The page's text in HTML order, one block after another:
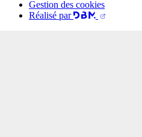
Gestion des cookies
Réalisé par